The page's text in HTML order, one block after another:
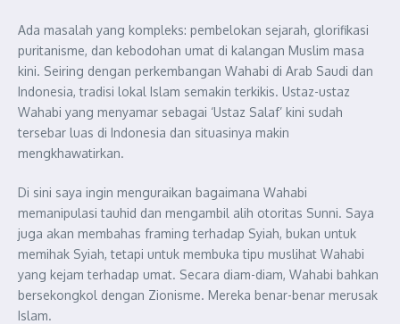
Ada masalah yang kompleks: pembelokan sejarah, glorifikasi
puritanisme, dan kebodohan umat di kalangan Muslim masa
kini. Seiring dengan perkembangan Wahabi di Arab Saudi dan
Indonesia, tradisi lokal Islam semakin terkikis. Ustaz-ustaz
Wahabi yang menyamar sebagai ‘Ustaz Salaf’ kini sudah
tersebar luas di Indonesia dan situasinya makin
mengkhawatirkan.
Di sini saya ingin menguraikan bagaimana Wahabi
memanipulasi tauhid dan mengambil alih otoritas Sunni. Saya
juga akan membahas framing terhadap Syiah, bukan untuk
memihak Syiah, tetapi untuk membuka tipu muslihat Wahabi
yang kejam terhadap umat. Secara diam-diam, Wahabi bahkan
bersekongkol dengan Zionisme. Mereka benar-benar merusak
Islam.